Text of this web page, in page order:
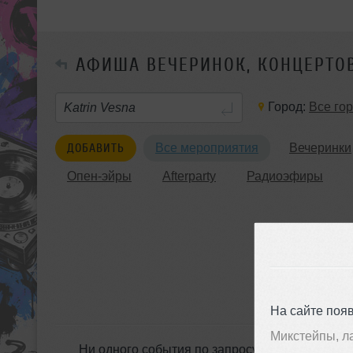
На сайте
Микстейпы,
АФИША ВЕЧЕРИНОК,
Город: Все
ДОБАВИТЬ Все мероприятия Вечеринки
Опен-эйры Afterparty Радиоэфиры
Ни одного события по запросу &laquo;Katrin